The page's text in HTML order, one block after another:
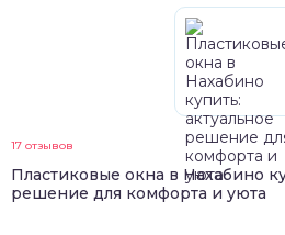
17 отзывов
Пластиковые окна в Нахабино
решение для комфорта и уюта